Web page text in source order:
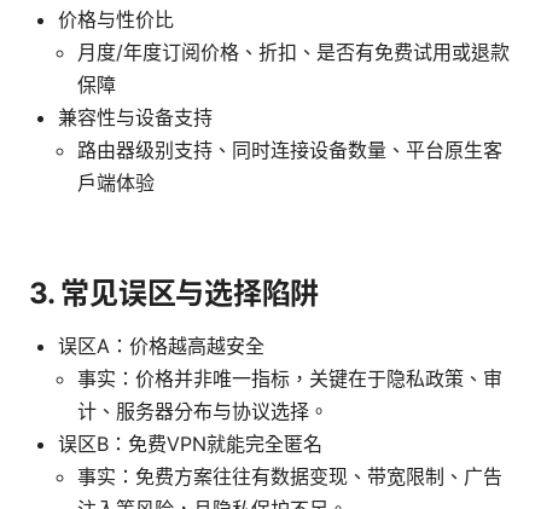
价格与性价比
月度/年度订阅价格、折扣、是否有免费试用或退款
保障
兼容性与设备支持
路由器级别支持、同时连接设备数量、平台原生客
户端体验
3. 常见误区与选择陷阱
误区A：价格越高越安全
事实：价格并非唯一指标，关键在于隐私政策、审
计、服务器分布与协议选择。
误区B：免费VPN就能完全匿名
事实：免费方案往往有数据变现、带宽限制、广告